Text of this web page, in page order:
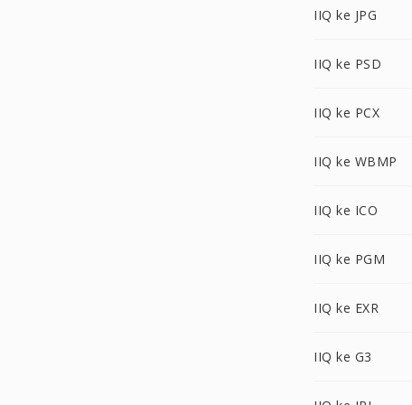
IIQ ke JPG
IIQ ke PSD
IIQ ke PCX
IIQ ke WBMP
IIQ ke ICO
IIQ ke PGM
IIQ ke EXR
IIQ ke G3